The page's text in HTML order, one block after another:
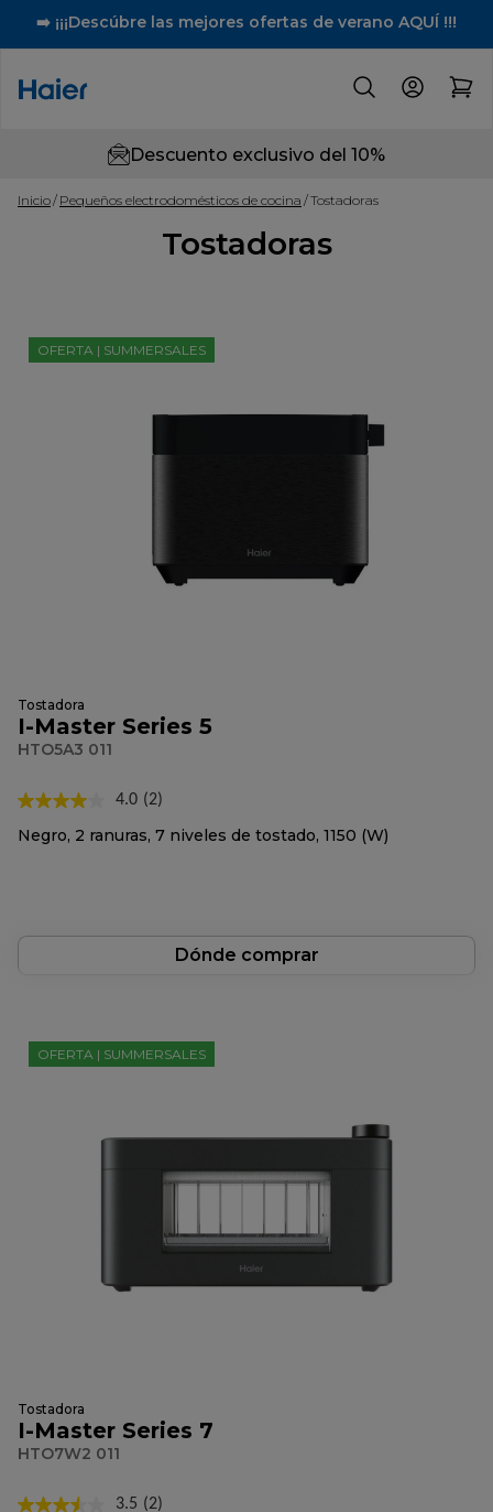
➡️ ¡¡¡Descúbre las mejores ofertas de verano AQUÍ !!!
Descuento exclusivo del 10%
Inicio Pequeños electrodomésticos de cocina Tostadoras
Tostadoras
OFERTA | SUMMERSALES
Tostadora
I-Master Series 5
HTO5A3 011
4.0 Lea
reseñas.
página.
(2)
Negro, 2 ranuras, 7 niveles de tostado, 1150 (W)
Dónde comprar
OFERTA | SUMMERSALES
Tostadora
I-Master Series 7
HTO7W2 011
3.5 (2)